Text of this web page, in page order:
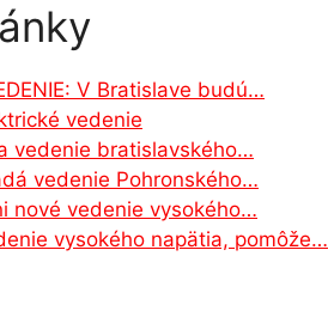
ar
e
V Bratislave budú…
vedenie
vedenie bratislavského…
vedenie Pohronského…
nové vedenie vysokého…
vysokého napätia, pomôže…